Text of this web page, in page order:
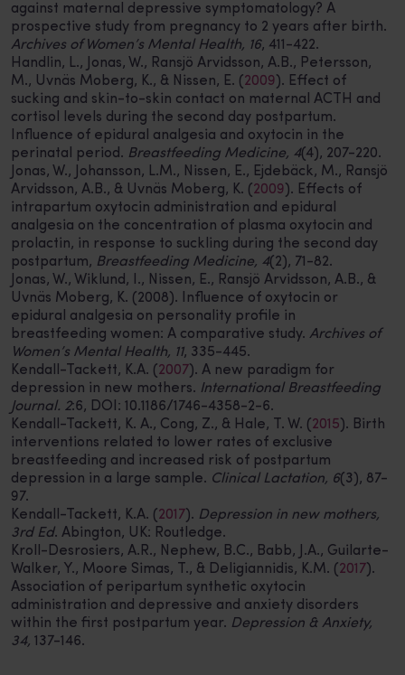
against maternal depressive symptomatology? A
prospective study from pregnancy to 2 years after birth.
Archives of Women’s Mental Health, 16, 411-422.
Handlin, L., Jonas, W., Ransjö Arvidsson, A.B., Petersson,
M., Uvnäs Moberg, K., & Nissen, E. ( 2009). Effect of
sucking and skin-to-skin contact on maternal ACTH and
cortisol levels during the second day postpartum.
Influence of epidural analgesia and oxytocin in the
perinatal period. Breastfeeding Medicine, 4(4), 207-220.
Jonas, W., Johansson, L.M., Nissen, E., Ejdebäck, M., Ransjö
Arvidsson, A.B., & Uvnäs Moberg, K. ( 2009). Effects of
intrapartum oxytocin administration and epidural
analgesia on the concentration of plasma oxytocin and
prolactin, in response to suckling during the second day
postpartum, Breastfeeding Medicine, 4(2), 71-82.
Jonas, W., Wiklund, I., Nissen, E., Ransjö Arvidsson, A.B., &
Uvnäs Moberg, K. (2008). Influence of oxytocin or
epidural analgesia on personality profile in
breastfeeding women: A comparative study. Archives of
Women’s Mental Health, 11, 335-445.
Kendall-Tackett, K.A. ( 2007). A new paradigm for
depression in new mothers. International Breastfeeding
Journal. 2:6, DOI: 10.1186/1746-4358-2-6.
Kendall-Tackett, K. A., Cong, Z., & Hale, T. W. ( 2015). Birth
interventions related to lower rates of exclusive
breastfeeding and increased risk of postpartum
depression in a large sample. Clinical Lactation, 6(3), 87-
97.
Kendall-Tackett, K.A. ( 2017). Depression in new mothers,
3rd Ed. Abington, UK: Routledge.
Kroll-Desrosiers, A.R., Nephew, B.C., Babb, J.A., Guilarte-
Walker, Y., Moore Simas, T., & Deligiannidis, K.M. ( 2017).
Association of peripartum synthetic oxytocin
administration and depressive and anxiety disorders
within the first postpartum year. Depression & Anxiety,
34, 137-146.